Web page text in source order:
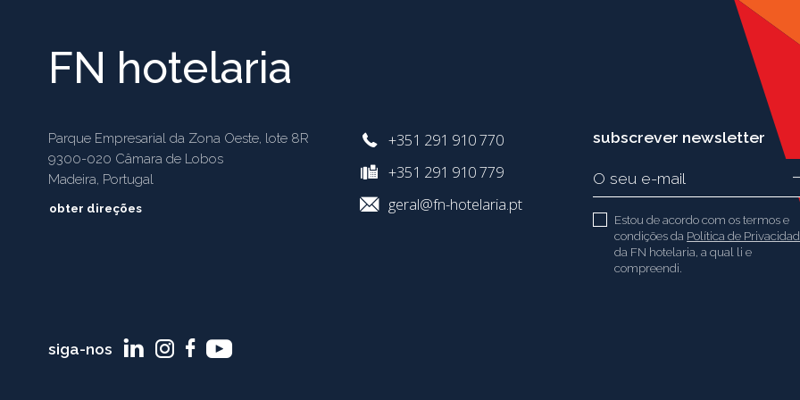
FN hotelaria
Parque Empresarial da Zona Oeste, lote 8R
9300-020 Câmara de Lobos
Madeira, Portugal
obter direções
+351 291 910 770
+351 291 910 779
geral@fn-hotelaria.pt
subscrever newsletter
Estou de acordo com os termos e
condições da Política de
da FN hotelaria, a qual li e
compreendi.
siga-nos